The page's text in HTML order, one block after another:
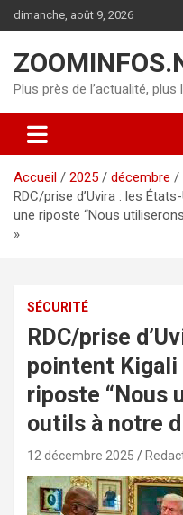
Aller
au
dimanche, août 9, 2026
Plus près de l’actualité,
Accueil 2025 décembre
RDC/prise d’Uvira : les
une riposte “Nous
»
SÉCURITÉ
RDC/prise
pointent
riposte “Nous
outils à notre
12 décembre 2025